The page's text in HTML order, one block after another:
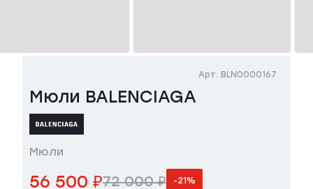
Мюли BALENCIAGA
Арт. BLN0000167
Мюли
56 500 ₽72 000 ₽ -21%